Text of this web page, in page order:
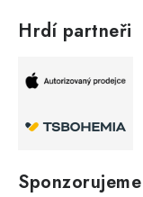
Hrdí partneři
Sponzorujeme